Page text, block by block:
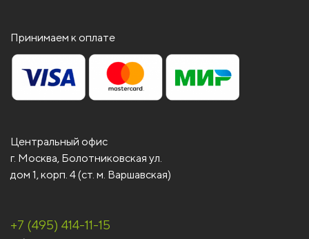
Принимаем к оплате
Центральный офис
г. Москва, Болотниковская ул.
дом 1, корп. 4 (ст. м. Варшавская)
+7 (495) 414-11-15